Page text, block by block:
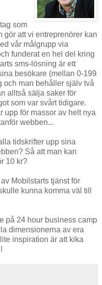
som
att vi entreprenörer kan
vår målgrupp via
funderat en hel del kring
sms-lösning är ett
besökare (mellan 0-199
och man behåller själv två
alltså sälja saker för
som var svårt tidigare.
upp för massor av helt nya
webben...
tidskrifter upp sina
Så att man kan
10 kr?
Mobilstarts tjänst för
kunna komma väl till
på 24 hour business camp
dimensionerna av era
inspiration är att kika
!